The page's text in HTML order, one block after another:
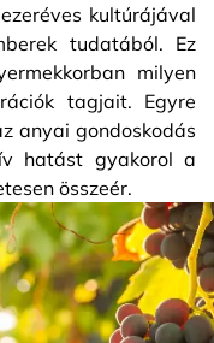
kultúrájával
tudatából. Ez
milyen
tagjait. Egyre
anyai gondoskodás
hatást gyakorol a
összeér.